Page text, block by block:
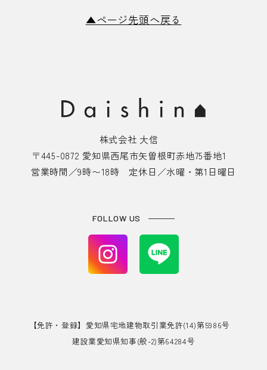
▲ページ先頭へ戻る
株式会社 大信
〒445-0872 愛知県西尾市矢曽根町赤地75番地1
営業時間／9時〜18時 定休日／水曜・第1日曜日
FOLLOW US
【免許・登録】愛知県宅地建物取引業免許(14)第5986号
建設業愛知県知事(般-2)第64284号